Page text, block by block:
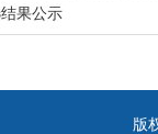
果公示
版